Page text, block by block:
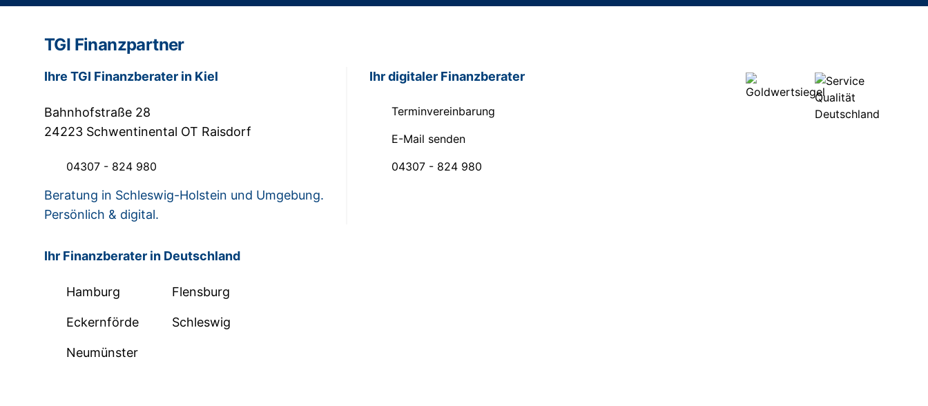
TGI Finanzpartner
Ihre TGI Finanzberater in Kiel
Bahnhofstraße 28
24223 Schwentinental OT Raisdorf
04307 - 824 980
Beratung in Schleswig-Holstein und Umgebung.
Persönlich & digital.
Ihr digitaler Finanzberater
Terminvereinbarung
E-Mail senden
04307 - 824 980
Ihr Finanzberater in Deutschland
Hamburg Flensburg
Eckernförde Schleswig
Neumünster